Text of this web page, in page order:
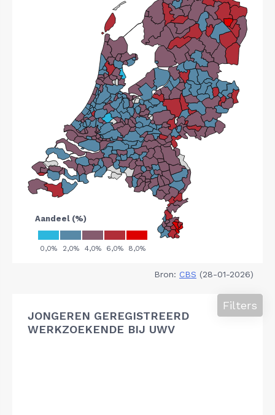
Bron: CBS (28-01-2026)
JONGEREN GEREGISTREERD
WERKZOEKENDE BIJ UWV
Filters